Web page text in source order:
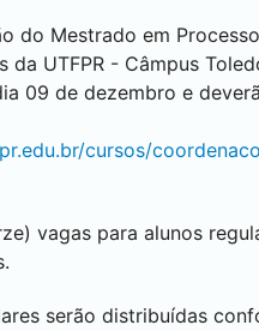
do Mestrado em
da UTFPR - Câmpus
09 de dezembro e
cursos/
vagas para alunos
serão distribuídas